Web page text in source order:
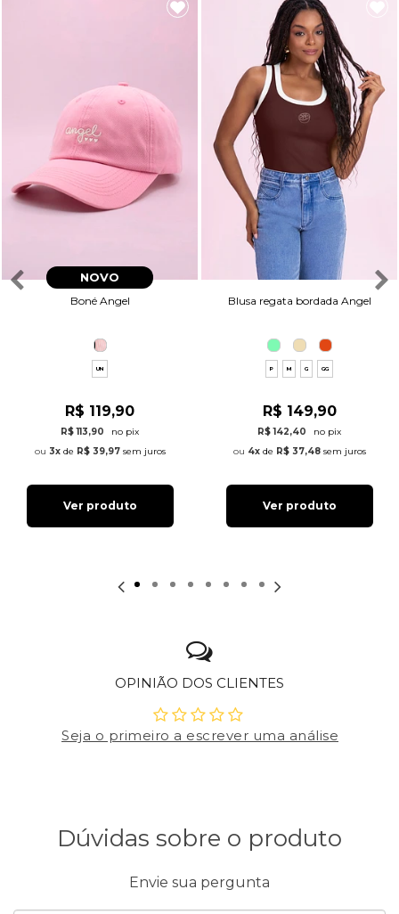
NOVO
Boné Angel
UN
R$ 119,90
R$ 113,90
no pix
3xde R$ 39,97sem juros
Ver produto
Blusa regata bordada Angel
P M G GG
R$ 149,90
R$ 142,40
no pix
4xde R$ 37,48sem juros
Ver produto
OPINIÃO DOS CLIENTES
Seja o primeiro a escrever uma análise
Dúvidas sobre o produto
Envie sua pergunta